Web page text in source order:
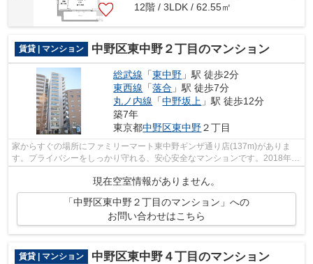
12階 / 3LDK / 62.55㎡
賃貸 | マンション 中野区東中野２丁目のマンション
総武線 「東中野 」駅 徒歩2分
東西線 「落合 」駅 徒歩7分
丸ノ内線 「中野坂上 」駅 徒歩12分
築7年
東京都中野区東中野２丁目
家からすぐの場所にファミリーマート東中野ギンザ通り店(137m)がありま
す。プライバシーをしっかり守れる、安心安全なマンションです。2018年築
現在空室情報がありません。
「中野区東中野２丁目のマンション」への
お問い合わせはこちら
賃貸 | マンション 中野区東中野４丁目のマンション